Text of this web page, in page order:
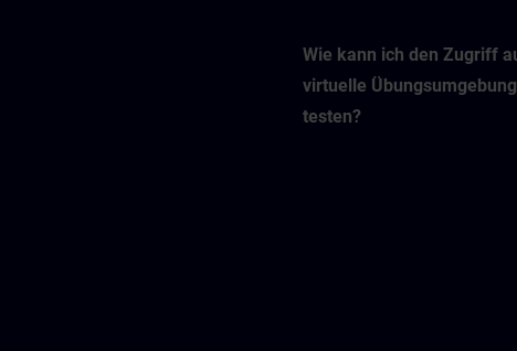
Wie kann ich den Zugriff
virtuelle Übungsumgebung
testen?